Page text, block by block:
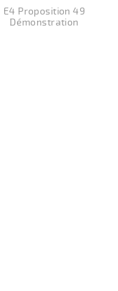
E4 Proposition 49
Démonstration